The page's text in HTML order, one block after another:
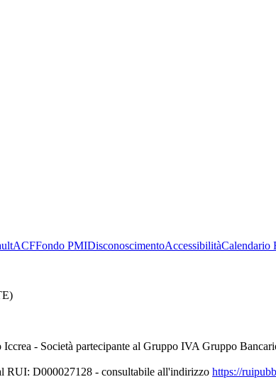
ACFFondo PMIDisconoscimentoAccessibilitàCalendario
- Società partecipante al Gruppo IVA Gruppo
RUI: D000027128 - consultabile all'indirizzo https://